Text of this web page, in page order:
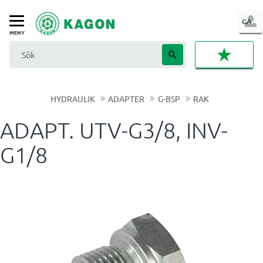
Meny
GA
IN
HYDRAULIK ADAPTER G-BSP RAK
ADAPT. UTV-G3/8, INV-
G1/8